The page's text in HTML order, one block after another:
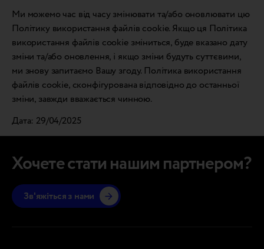
Ми можемо час від часу змінювати та/або оновлювати цю
Політику використання файлів cookie. Якщо ця Політика
використання файлів cookie зміниться, буде вказано дату
зміни та/або оновлення, і якщо зміни будуть суттєвими,
ми знову запитаємо Вашу згоду. Політика використання
файлів cookie, сконфігурована відповідно до останньої
зміни, завжди вважається чинною.
Дата: 29/04/2025
Хочете стати нашим партнером?
Зв'яжіться з нами